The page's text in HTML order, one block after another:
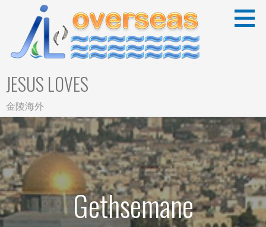
content
JESUS LOVES
金陵海外
Gethsemane